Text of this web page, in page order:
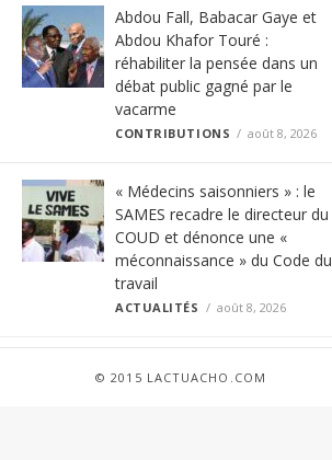
Abdou Fall, Babacar Gaye et
Abdou Khafor Touré :
réhabiliter la pensée dans un
débat public gagné par le
vacarme
CONTRIBUTIONS août 8, 2026
« Médecins saisonniers » : le
SAMES recadre le directeur du
COUD et dénonce une «
méconnaissance » du Code du
travail
ACTUALITÉS août 8, 2026
Load More
© 2015 LACTUACHO.COM